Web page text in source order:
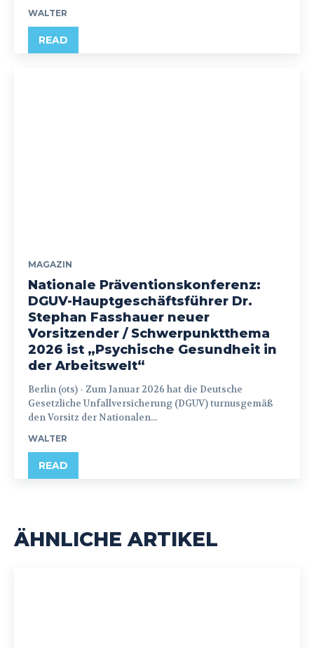
WALTER
READ
MAGAZIN
Nationale Präventionskonferenz:
DGUV-Hauptgeschäftsführer Dr.
Stephan Fasshauer neuer
Vorsitzender / Schwerpunktthema
2026 ist „Psychische Gesundheit in
der Arbeitswelt“
Berlin (ots) - Zum Januar 2026 hat die Deutsche
Gesetzliche Unfallversicherung (DGUV) turnusgemäß
den Vorsitz der Nationalen...
WALTER
READ
ÄHNLICHE ARTIKEL